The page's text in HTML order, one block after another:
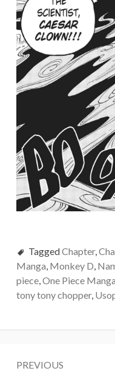
TaggedChapter,
Manga, Monkey D,
piece,One Piece Manga
tony tony chopper,
PREVIOUS